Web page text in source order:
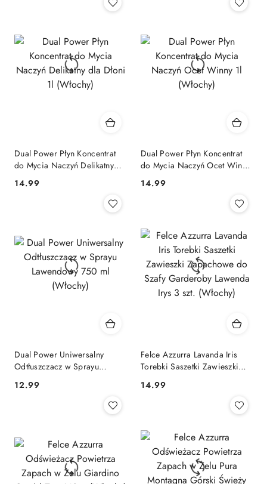
Dual Power Płyn Koncentrat
do Mycia Naczyń Delikatny
Cena:
14.99
Dual Power Płyn Koncentrat
do Mycia Naczyń Ocet Winny
Cena:
14.99
Dual Power Uniwersalny
Odtłuszczacz w Sprayu
Cena:
12.99
Felce Azzurra Lavanda Iris
Torebki Saszetki Zawieszki
Garderoby Lawenda Irys 3
Cena:
14.99